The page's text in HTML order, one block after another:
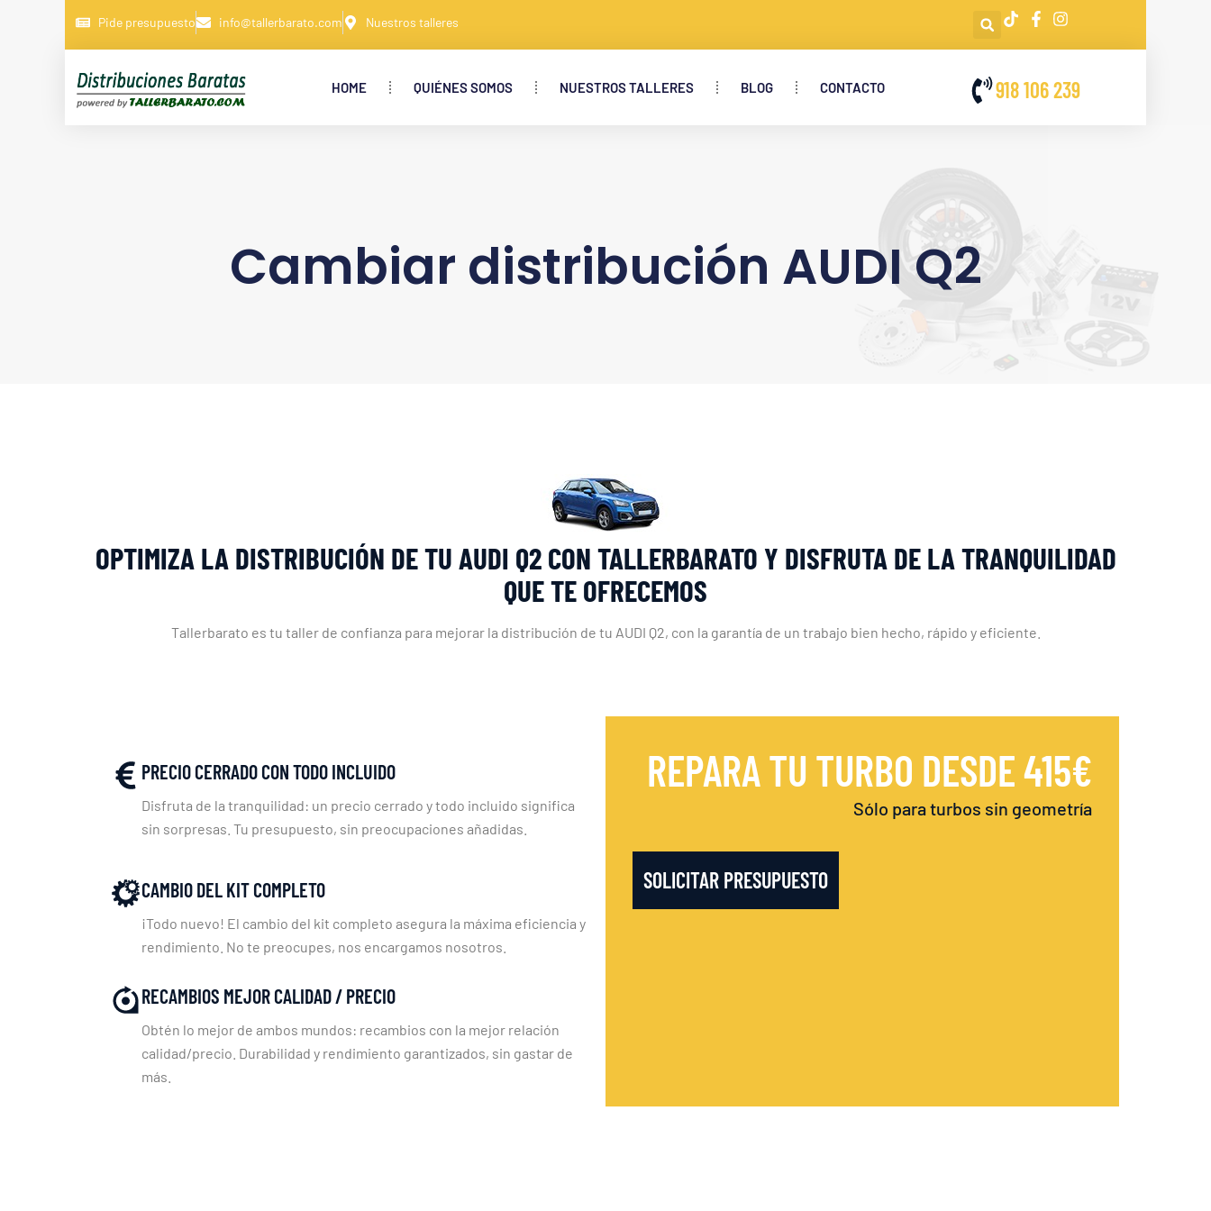
Pide presupuesto info@tallerbarato.com Nuestros talleres
HOME QUIÉNES SOMOS NUESTROS TALLERES BLOG CONTACTO 918 106 239
Cambiar distribución AUDI Q2
OPTIMIZA LA DISTRIBUCIÓN DE TU AUDI Q2 CON TALLERBARATO Y DISFRUTA DE LA TRANQUILIDAD
QUE TE OFRECEMOS
Tallerbarato es tu taller de confianza para mejorar la distribución de tu AUDI Q2, con la garantía de un trabajo bien hecho, rápido y eficiente.
PRECIO CERRADO CON TODO INCLUIDO
Disfruta de la tranquilidad: un precio cerrado y todo incluido significa
sin sorpresas. Tu presupuesto, sin preocupaciones añadidas.
CAMBIO DEL KIT COMPLETO
¡Todo nuevo! El cambio del kit completo asegura la máxima eficiencia y
rendimiento. No te preocupes, nos encargamos nosotros.
RECAMBIOS MEJOR CALIDAD / PRECIO
Obtén lo mejor de ambos mundos: recambios con la mejor relación
calidad/precio. Durabilidad y rendimiento garantizados, sin gastar de
más.
REPARA TU TURBO DESDE 415€
Sólo para turbos sin geometría
SOLICITAR PRESUPUESTO